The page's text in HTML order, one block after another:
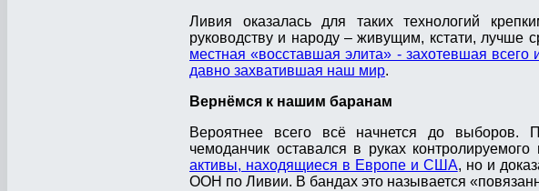
Ливия оказалась для таких технологий
руководству и народу – живущим, кстати, лучше
местная «восставшая элита» - захотевшая
давно захватившая наш мир.
Вернёмся к нашим баранам
Вероятнее всего всё начнется до выборов.
чемоданчик оставался в руках
активы, находящиеся в Европе и США, но и
ООН по Ливии. В бандах это называется